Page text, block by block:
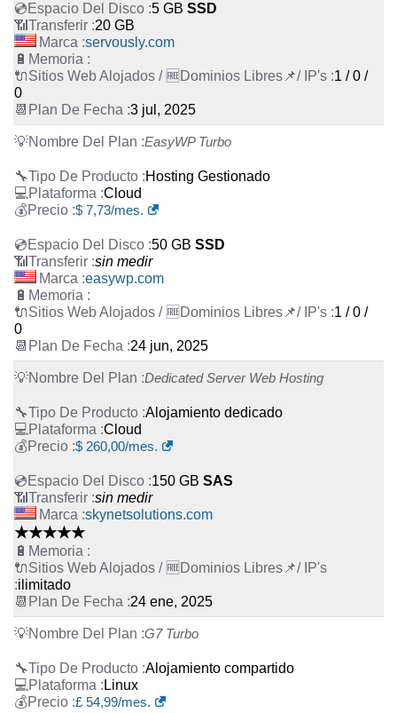
5 GB SSD
20 GB
servously.com
1 / 0 /
0
3 jul, 2025
EasyWP Turbo
Hosting Gestionado
Cloud
$ 7,73/mes.
50 GB SSD
sin medir
easywp.com
1 / 0 /
0
24 jun, 2025
Dedicated Server Web Hosting
Alojamiento dedicado
Cloud
$ 260,00/mes.
150 GB SAS
sin medir
skynetsolutions.com
★★★★★
ilimitado
24 ene, 2025
G7 Turbo
Alojamiento compartido
Linux
£ 54,99/mes.